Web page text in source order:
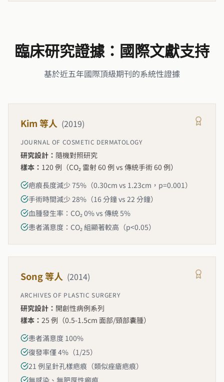
臨床研究證據：國際文獻支持
基於近五年國際頂級期刊的系統性證據
Kim 等人 (2019)
JOURNAL OF COSMETIC DERMATOLOGY
研究設計： 隨機對照研究
樣本： 120 例（CO₂ 雷射 60 例 vs 傳統手術 60 例）
疤痕長度減少 75%（0.30cm vs 1.23cm，p=0.001）
手術時間減少 28%（16 分鐘 vs 22 分鐘）
血腫發生率：CO₂ 0% vs 傳統 5%
患者滿意度：CO₂ 組顯著較高（p<0.05）
Song 等人 (2014)
ARCHIVES OF PLASTIC SURGERY
研究設計： 開創性病例系列
樣本： 25 例（0.5-1.5cm 面部/頸部囊腫）
患者滿意度 100%
復發率僅 4%（1/25）
21 例呈針孔樣疤痕（類似痤瘡疤痕）
無感染、無肥厚性瘢痕